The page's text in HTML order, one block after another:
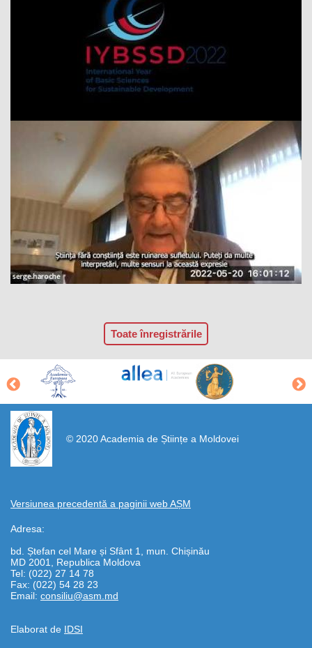
Toate înregistrările
© 2020 Academia de Științe a Moldovei
Versiunea precedentă a paginii web AȘM
Adresa:
bd. Ștefan cel Mare și Sfânt 1, mun. Chișinău
MD 2001, Republica Moldova
Tel: (022) 27 14 78
Fax: (022) 54 28 23
Email: consiliu@asm.md
Elaborat de IDSI
https://propletenie.ru/